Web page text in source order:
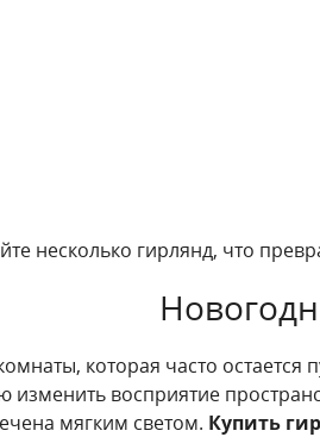
несколько гирлянд, что
которая часто
изменить восприятие
мягким светом. Купить